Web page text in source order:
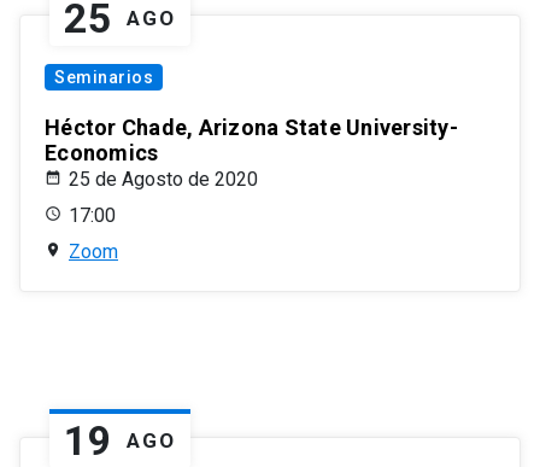
25 AGO
Seminarios
Héctor Chade, Arizona State University-
Economics
25 de Agosto de 2020
17:00
Zoom
19 AGO